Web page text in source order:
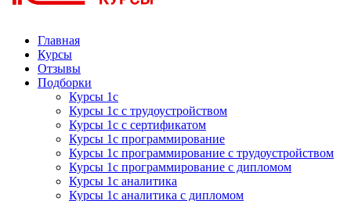
Курсы 1С
Курсы 1С официальная сертификация
Главная
Курсы
Отзывы
Подборки
Курсы 1с
Курсы 1с с трудоустройством
Курсы 1с с сертификатом
Курсы 1с программирование
Курсы 1с программирование с трудоустройством
Курсы 1с программирование с дипломом
Курсы 1с аналитика
Курсы 1с аналитика с дипломом